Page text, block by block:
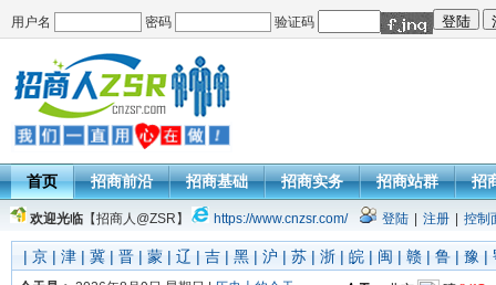
用户名 密码 验证码
首页 招商前沿 招商基础 招商实务 招商站群 招
欢迎光临 【招商人@ZSR】 https://www.cnzsr.com/ 登陆 注册 控制
| 京 | 津 | 冀 | 晋 | 蒙 | 辽 | 吉 | 黑 | 沪 | 苏 | 浙 | 皖 | 闽 | 赣 | 鲁 | 豫 |